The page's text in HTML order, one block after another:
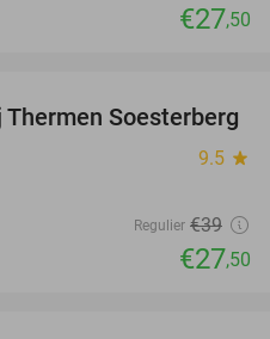
€27,50
29%
Soesterberg
9.5 star
Regulier €39
€27,50